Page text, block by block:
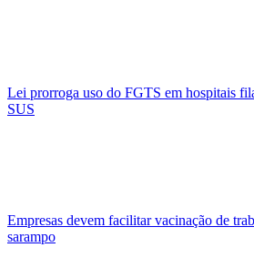
Lei prorroga uso do FGTS em hospitais
SUS
Empresas devem facilitar vacinação de
sarampo